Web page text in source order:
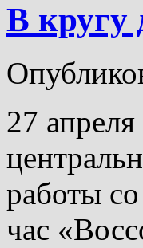
В кругу
27
работы
час